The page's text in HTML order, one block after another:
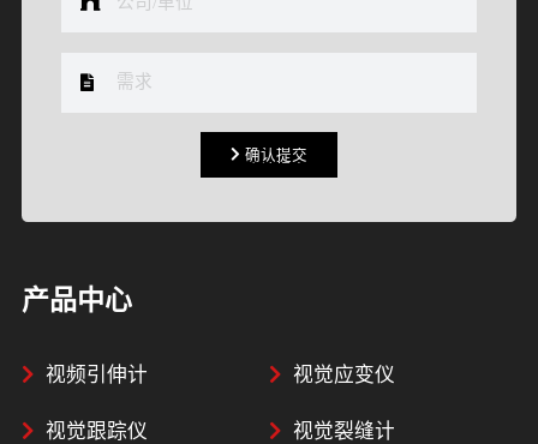
确认提交
产品中心
视频引伸计 视觉应变仪
视觉跟踪仪 视觉裂缝计